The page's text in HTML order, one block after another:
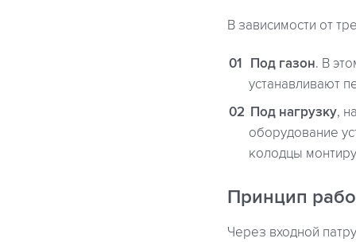
В зависимости от
Под газон. В
устанавливают
Под нагрузку,
оборудование
колодцы
Принцип
Через входной